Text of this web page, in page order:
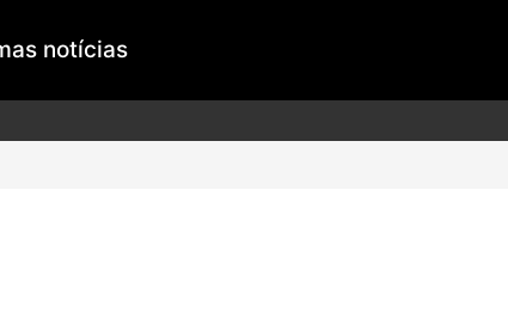
notícias